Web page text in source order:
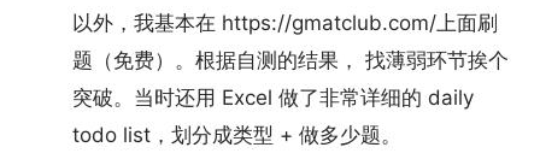
以外，我基本在 https://gmatclub.com/上面刷
题（免费）。根据自测的结果， 找薄弱环节挨个
突破。当时还用 Excel 做了非常详细的 daily
todo list，划分成类型 + 做多少题。